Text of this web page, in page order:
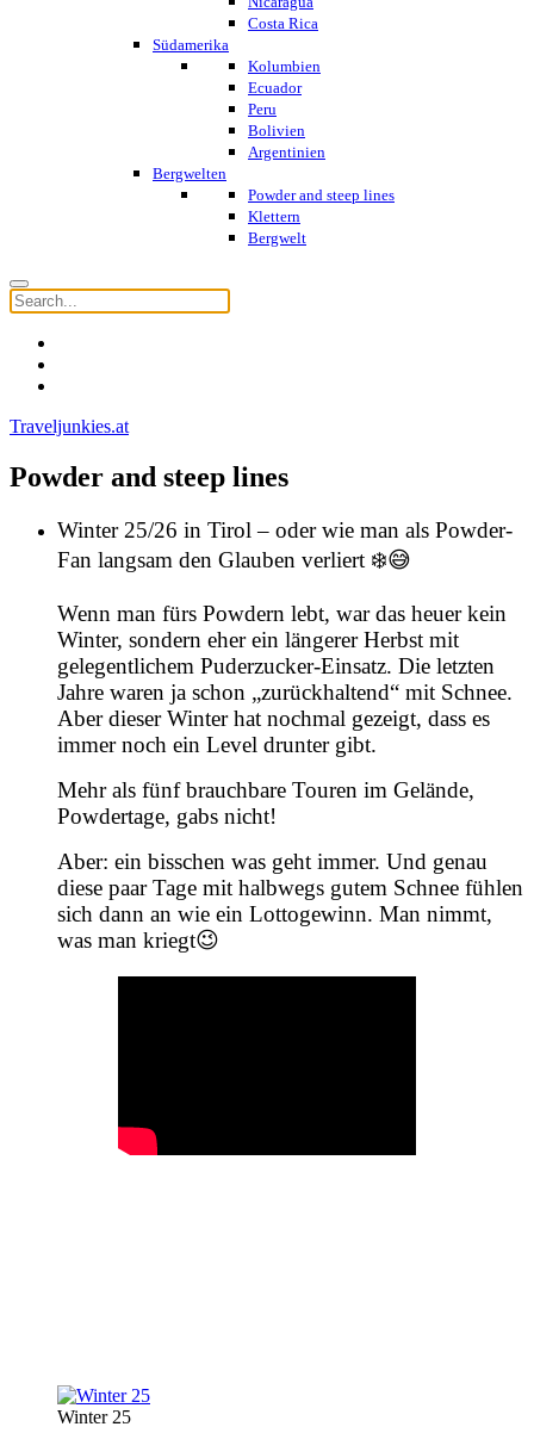
Costa Rica
Südamerika
Kolumbien
Ecuador
Peru
Bolivien
Argentinien
Bergwelten
Powder and steep lines
Klettern
Bergwelt
Traveljunkies.at
Powder and steep lines
Winter 25/26 in Tirol – oder wie man als Powder-
Fan langsam den Glauben verliert ❄️😅
Wenn man fürs Powdern lebt, war das heuer kein
Winter, sondern eher ein längerer Herbst mit
gelegentlichem Puderzucker-Einsatz. Die letzten
Jahre waren ja schon „zurückhaltend“ mit Schnee.
Aber dieser Winter hat nochmal gezeigt, dass es
immer noch ein Level drunter gibt.
Mehr als fünf brauchbare Touren im Gelände,
Powdertage, gabs nicht!
Aber: ein bisschen was geht immer. Und genau
diese paar Tage mit halbwegs gutem Schnee fühlen
sich dann an wie ein Lottogewinn. Man nimmt,
was man kriegt😉
Winter 25